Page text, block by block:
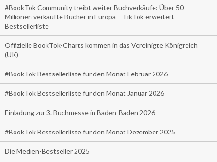
#BookTok Community treibt weiter Buchverkäufe: Über 50
Millionen verkaufte Bücher in Europa – TikTok erweitert
Bestsellerliste
Offizielle BookTok-Charts kommen in das Vereinigte Königreich
(UK)
#BookTok Bestsellerliste für den Monat Februar 2026
#BookTok Bestsellerliste für den Monat Januar 2026
Einladung zur 3. Buchmesse in Baden-Baden 2026
#BookTok Bestsellerliste für den Monat Dezember 2025
Die Medien-Bestseller 2025